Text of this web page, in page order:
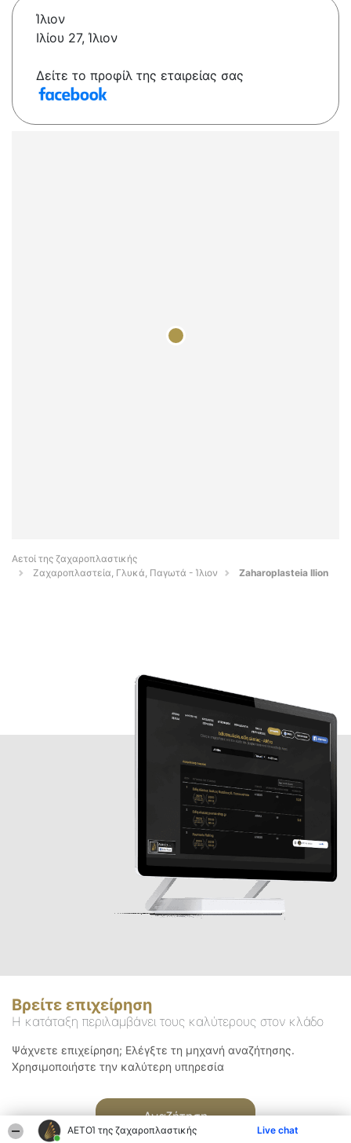
ΑΕΤΟΊ της ζαχαροπλαστικής Live chat
Ίλιον
Ιλίου 27, Ίλιον
Δείτε το προφίλ της εταιρείας σας
Αετοί της ζαχαροπλαστικής
Ζαχαροπλαστεία, Γλυκά, Παγωτά - Ίλιον
Zaharoplasteia Ilion
Βρείτε επιχείρηση
Η κατάταξη περιλαμβάνει τους καλύτερους στον κλάδο
Ψάχνετε επιχείρηση; Ελέγξτε τη μηχανή αναζήτησης.
Χρησιμοποιήστε την καλύτερη υπηρεσία
Αναζήτηση